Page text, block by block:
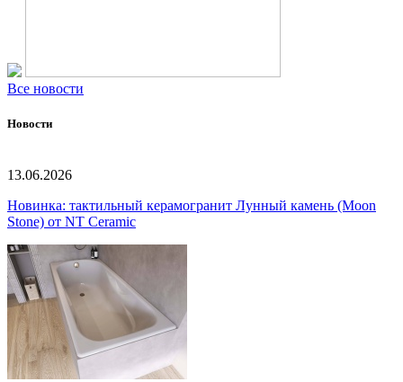
Все новости
Новости
13.06.2026
Новинка: тактильный керамогранит Лунный камень (Moon
Stone) от NT Ceramic